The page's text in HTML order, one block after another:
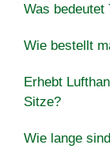
Was bedeutet
Wie bestellt
Erhebt
Sitze?
Wie lange